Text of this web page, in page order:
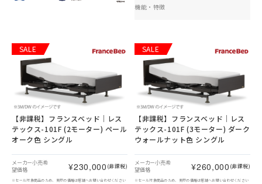
機能・特徴
SALE
【非課税】 フランスベッド｜レス
テックス-101F (2モーター) ペール
オーク色 シングル
メーカー小売希
望価格
¥230,000 (非課税)
※セール対象商品のため、実際の価格は店舗へお問い合わせください
SALE
【非課税】 フランスベッド｜レス
テックス-101F (3モーター) ダーク
ウォールナット色 シングル
メーカー小売希
望価格
¥260,000 (非課税)
※セール対象商品のため、実際の価格は店舗へお問い合わせください